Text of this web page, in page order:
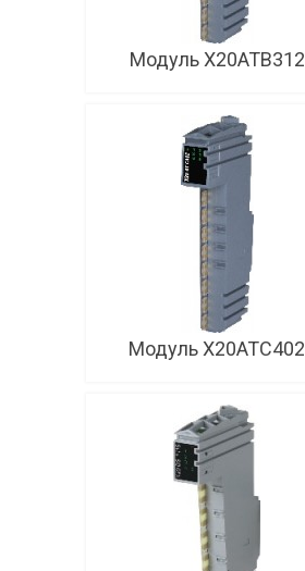
Модуль X20ATB312
Модуль X20ATC402